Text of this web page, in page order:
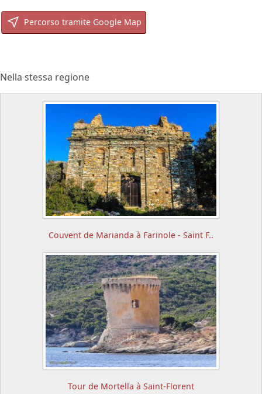
Percorso tramite Google Map
Nella stessa regione
Couvent de Marianda à Farinole - Saint F..
Tour de Mortella à Saint-Florent